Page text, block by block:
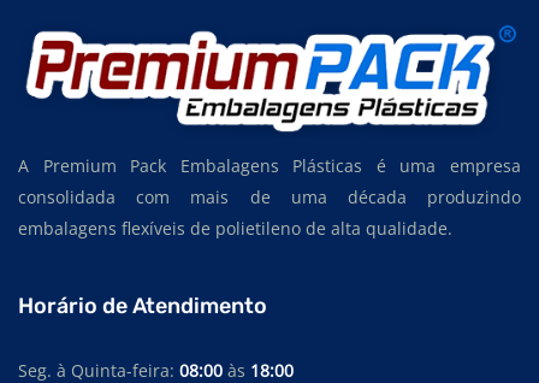
A Premium Pack Embalagens Plásticas é uma empresa
consolidada com mais de uma década produzindo
embalagens flexíveis de polietileno de alta qualidade.
Horário de Atendimento
Seg. à Quinta-feira: 08:00 às 18:00